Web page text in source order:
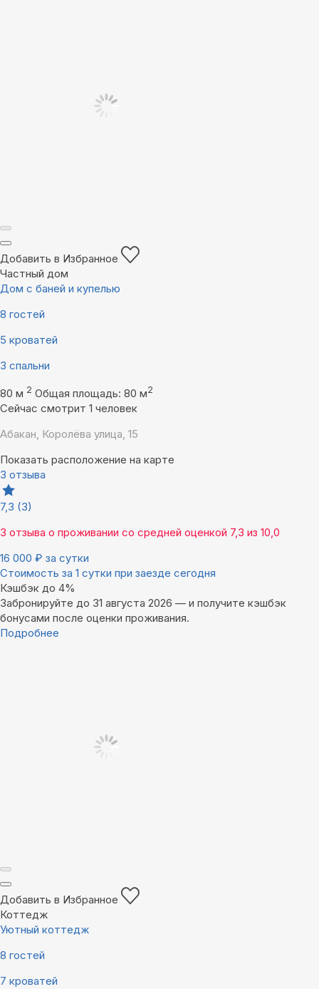
Добавить в Избранное
Частный дом
Дом с баней и купелью
8 гостей
5 кроватей
3 спальни
80 м 2 Общая площадь: 80 м2
Сейчас смотрит 1 человек
Абакан, Королёва улица, 15
Показать расположение на карте
3 отзыва
7,3 (3)
3 отзыва о проживании со средней оценкой 7,3 из 10,0
16 000 ₽ за сутки
Стоимость за 1 сутки при заезде сегодня
Кэшбэк до 4%
Забронируйте до 31 августа 2026 — и получите кэшбэк
бонусами после оценки проживания.
Подробнее
Добавить в Избранное
Коттедж
Уютный коттедж
8 гостей
7 кроватей